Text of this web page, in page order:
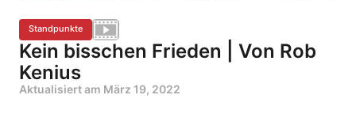
Standpunkte
Kein bisschen Frieden | Von Rob
Kenius
Aktualisiert am März 19, 2022